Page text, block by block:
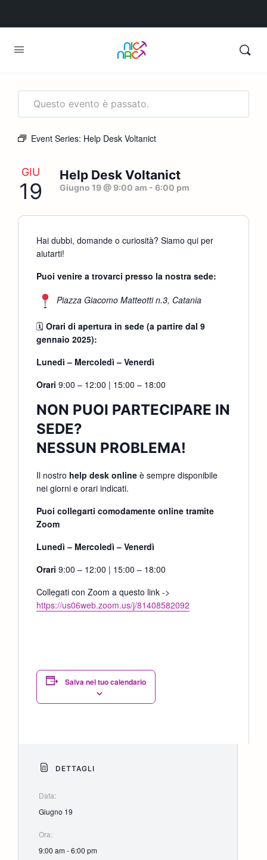
Questo evento è passato.
Event Series: Help Desk Voltanict
GIU
19
Help Desk Voltanict
Giugno 19 @ 9:00 am - 6:00 pm
Hai dubbi, domande o curiosità? Siamo qui per
aiutarti!
Puoi venire a trovarci presso la nostra sede:
Piazza Giacomo Matteotti n.3, Catania
🗓 Orari di apertura in sede (a partire dal 9
gennaio 2025):
Lunedì – Mercoledì – Venerdì
Orari 9:00 – 12:00 | 15:00 – 18:00
NON PUOI PARTECIPARE IN
SEDE?
NESSUN PROBLEMA!
Il nostro help desk online è sempre disponibile
nei giorni e orari indicati.
Puoi collegarti comodamente online tramite
Zoom
Lunedì – Mercoledì – Venerdì
Orari 9:00 – 12:00 | 15:00 – 18:00
Collegati con Zoom a questo link ->
https://us06web.zoom.us/j/81408582092
Salva nel tuo calendario
DETTAGLI
Data:
Giugno 19
Ora:
9:00 am - 6:00 pm